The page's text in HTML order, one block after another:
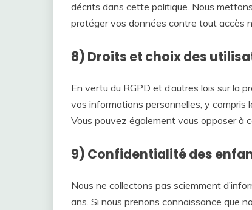
décrits dans cette politique. Nous
protéger vos données contre tout accès
8) Droits et choix des
En vertu du RGPD et d’autres lois sur la
vos informations personnelles, y compris
Vous pouvez également vous opposer à
9) Confidentialité des
Nous ne collectons pas sciemment
ans. Si nous prenons connaissance que